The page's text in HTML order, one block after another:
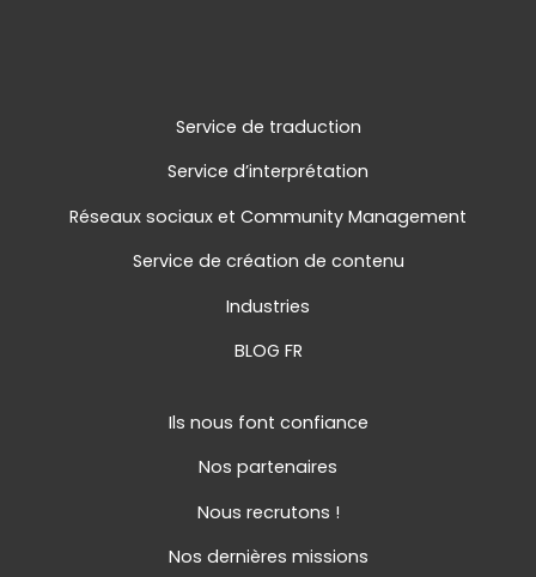
Service de traduction
Service d’interprétation
Réseaux sociaux et Community Management
Service de création de contenu
Industries
BLOG FR
Ils nous font confiance
Nos partenaires
Nous recrutons !
Nos dernières missions